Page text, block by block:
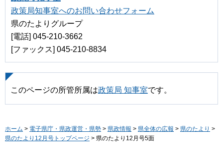
政策局知事室へのお問い合わせフォーム
県のたよりグループ
[電話] 045-210-3662
[ファックス] 045-210-8834
このページの所管所属は政策局 知事室です。
ホーム > 電子県庁・県政運営・県勢 > 県政情報 > 県全体の広報 > 県のたより >
県のたより12月号トップページ > 県のたより12月号5面